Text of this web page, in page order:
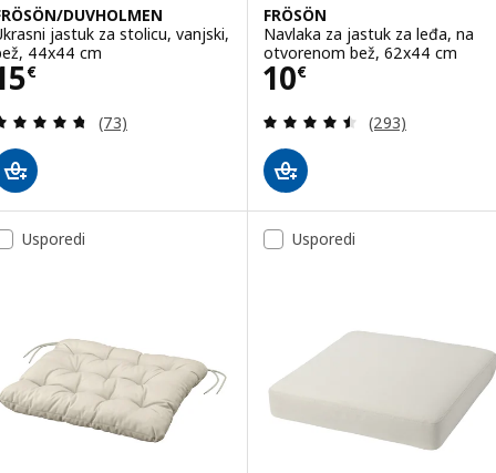
DUVHOLMEN
jastuk za stolicu, vanjski,
44x44 cm
€ 15€
Revizija: 4.7 od 5 zvjezdica. Ukupno recenzija:
(73)
FRÖSÖN
Navlaka za jastuk za leđa, na
otvorenom bež, 62x44 cm
10€
Cijena 10€
Revizija: 4.5
(293)
Usporedi Usporedi